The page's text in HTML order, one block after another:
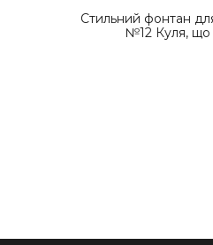
Стильний фонтан
№12 Куля, що